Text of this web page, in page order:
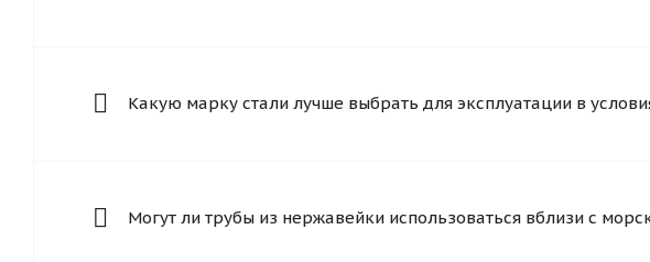
Какую марку стали лучше выбрать для эксплуатации в
Могут ли трубы из нержавейки использоваться вблизи с